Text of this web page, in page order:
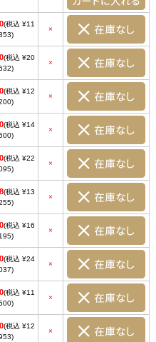
(税込 ¥11
×
(税込 ¥20
×
(税込 ¥12
×
(税込 ¥14
×
(税込 ¥22
×
(税込 ¥13
×
(税込 ¥16
×
(税込 ¥24
×
(税込 ¥11
×
(税込 ¥12
×